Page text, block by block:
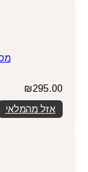
₪295.00
אזל מהמלאי